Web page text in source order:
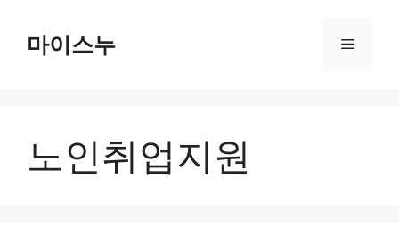
마이스누 메
노인취업지원